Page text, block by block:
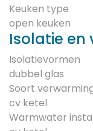
Keuken type
open keuken
Isolatie en
Isolatievormen
dubbel glas
Soort
cv ketel
Warmwater